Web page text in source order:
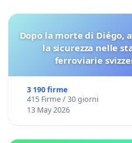
realmente in vigore?
o addirittura
Dopo la morte di Diégo,
la sicurezza nelle
ferroviarie
3 190 firme
415 Firme / 30 giorni
13 May 2026